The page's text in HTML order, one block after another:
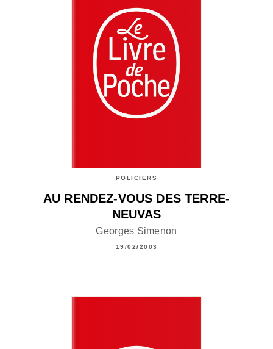
POLICIERS
AU RENDEZ-VOUS DES TERRE-
NEUVAS
Georges Simenon
19/02/2003